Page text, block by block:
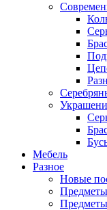
Мебель
Разное
Новые
Предметы